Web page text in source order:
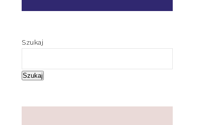
Szukaj
Szukaj